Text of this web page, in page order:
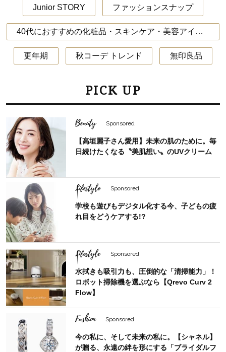
Junior STORY ファッションスナップ
40代におすすめの化粧品・スキンケア・美容アイテム
更年期 秋コーデ トレンド 無印良品
PICK UP
Beauty Sponsored
【高垣麗子さん愛用】未来の肌のために。毎
日続けたくなる〝美肌想い〟のUVクリーム
Lifestyle Sponsored
学校も遊びもデジタル化する今、子どもの疲
れ目をどうケアする!?
Lifestyle Sponsored
水拭きも吸引力も、圧倒的な「清掃能力」！
ロボット掃除機を選ぶなら【Qrevo Curv 2
Flow】
Fashion Sponsored
今の私に、そして未来の私に。【シャネル】
が贈る、永遠の絆を形にする「ブライダルフ